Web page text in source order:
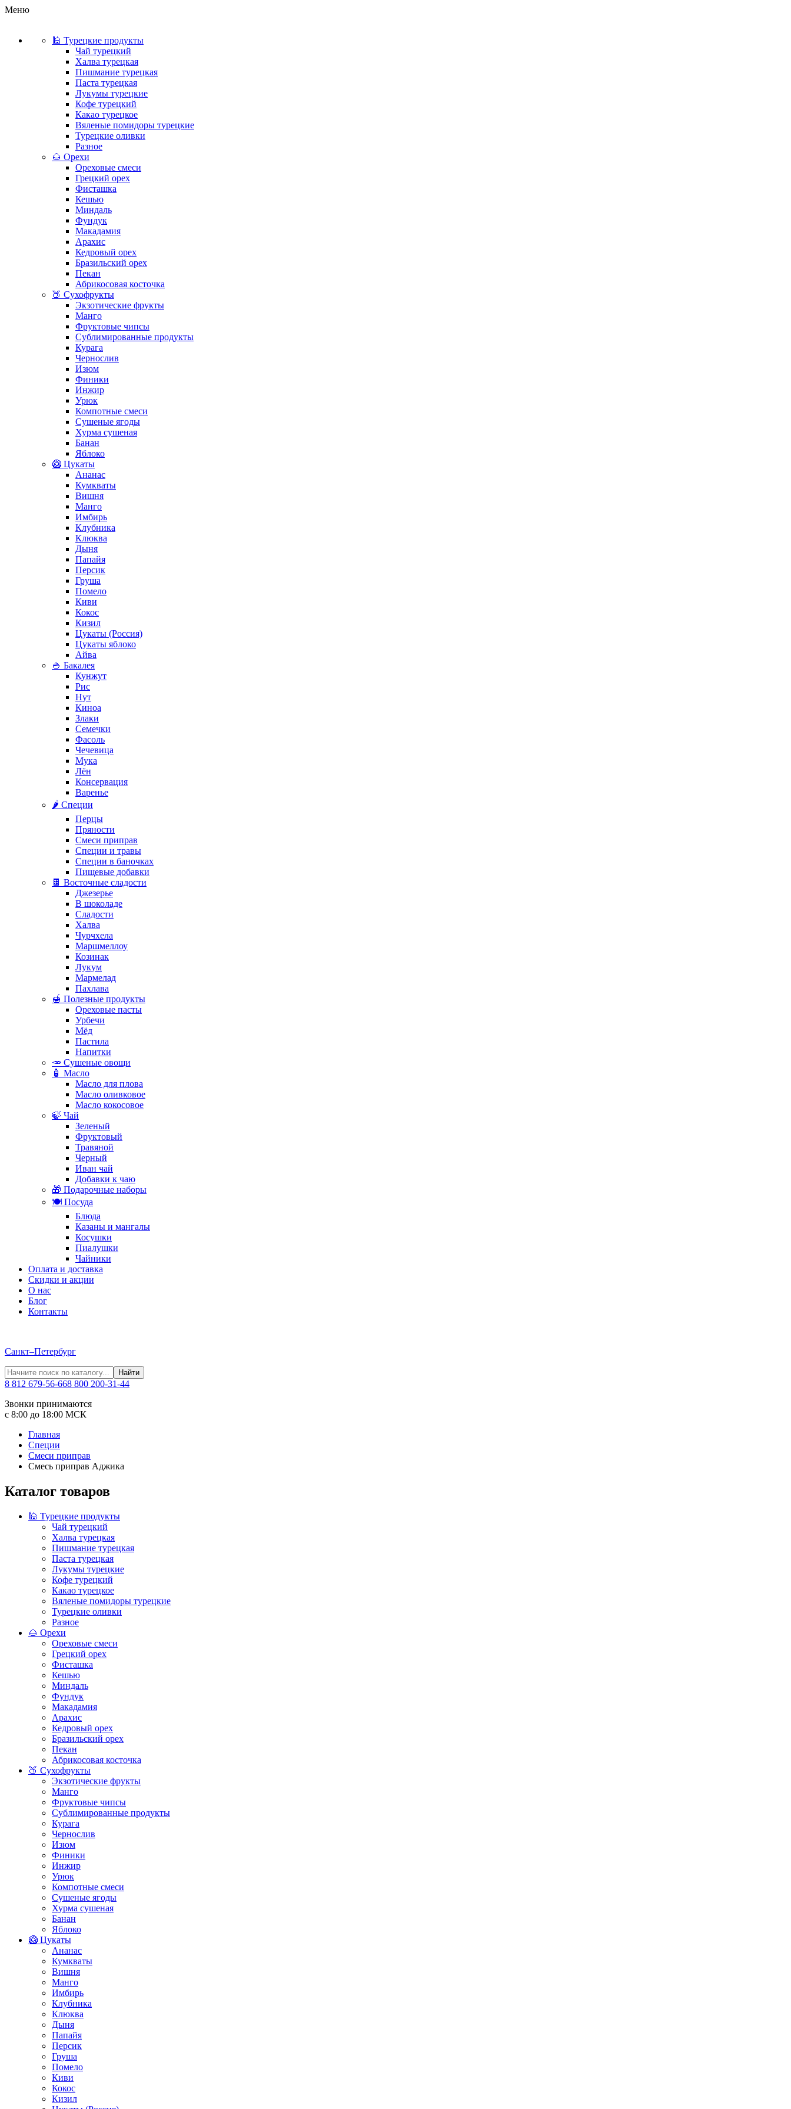
Меню
🕌 Турецкие продукты
Чай турецкий
Халва турецкая
Пишмание турецкая
Паста турецкая
Лукумы турецкие
Кофе турецкий
Какао турецкое
Вяленые помидоры турецкие
Турецкие оливки
Разное
🌰 Орехи
Ореховые смеси
Грецкий орех
Фисташка
Кешью
Миндаль
Фундук
Макадамия
Арахис
Кедровый орех
Бразильский орех
Пекан
Абрикосовая косточка
🍑 Сухофрукты
Экзотические фрукты
Манго
Фруктовые чипсы
Сублимированные продукты
Курага
Чернослив
Изюм
Финики
Инжир
Урюк
Компотные смеси
Сушеные ягоды
Хурма сушеная
Банан
Яблоко
🥝 Цукаты
Ананас
Кумкваты
Вишня
Манго
Имбирь
Клубника
Клюква
Дыня
Папайя
Персик
Груша
Помело
Киви
Кокос
Кизил
Цукаты (Россия)
Цукаты яблоко
Айва
🍚 Бакалея
Кунжут
Рис
Нут
Киноа
Злаки
Семечки
Фасоль
Чечевица
Мука
Лён
Консервация
Варенье
🌶️ Специи
Перцы
Пряности
Смеси приправ
Специи и травы
Специи в баночках
Пищевые добавки
🍫 Восточные сладости
Джезерье
В шоколаде
Сладости
Халва
Чурчхела
Маршмеллоу
Козинак
Лукум
Мармелад
Пахлава
🍯 Полезные продукты
Ореховые пасты
Урбечи
Мёд
Пастила
Напитки
🥕 Сушеные овощи
🧴 Масло
Масло для плова
Масло оливковое
Масло кокосовое
🍃 Чай
Зеленый
Фруктовый
Травяной
Черный
Иван чай
Добавки к чаю
🎁 Подарочные наборы
🍽️ Посуда
Блюда
Казаны и мангалы
Косушки
Пиалушки
Чайники
Оплата и доставка
Скидки и акции
О нас
Блог
Контакты
Санкт–Петербург
Найти
8 812 679-56-668 800 200-31-44
Звонки принимаются
с 8:00 до 18:00 МСК
Главная
Специи
Смеси приправ
Смесь приправ Аджика
Каталог товаров
🕌 Турецкие продукты
Чай турецкий
Халва турецкая
Пишмание турецкая
Паста турецкая
Лукумы турецкие
Кофе турецкий
Какао турецкое
Вяленые помидоры турецкие
Турецкие оливки
Разное
🌰 Орехи
Ореховые смеси
Грецкий орех
Фисташка
Кешью
Миндаль
Фундук
Макадамия
Арахис
Кедровый орех
Бразильский орех
Пекан
Абрикосовая косточка
🍑 Сухофрукты
Экзотические фрукты
Манго
Фруктовые чипсы
Сублимированные продукты
Курага
Чернослив
Изюм
Финики
Инжир
Урюк
Компотные смеси
Сушеные ягоды
Хурма сушеная
Банан
Яблоко
🥝 Цукаты
Ананас
Кумкваты
Вишня
Манго
Имбирь
Клубника
Клюква
Дыня
Папайя
Персик
Груша
Помело
Киви
Кокос
Кизил